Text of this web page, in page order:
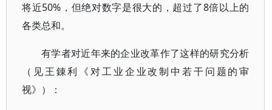
将近50%，但绝对数字是很大的，超过了8倍以上的
各类总和。
有学者对近年来的企业改革作了这样的研究分析
（见王錬利《对工业企业改制中若干问题的审
视》）：